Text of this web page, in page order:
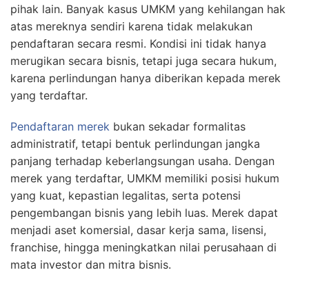
pihak lain. Banyak kasus UMKM yang kehilangan hak
atas mereknya sendiri karena tidak melakukan
pendaftaran secara resmi. Kondisi ini tidak hanya
merugikan secara bisnis, tetapi juga secara hukum,
karena perlindungan hanya diberikan kepada merek
yang terdaftar.
Pendaftaran merek bukan sekadar formalitas
administratif, tetapi bentuk perlindungan jangka
panjang terhadap keberlangsungan usaha. Dengan
merek yang terdaftar, UMKM memiliki posisi hukum
yang kuat, kepastian legalitas, serta potensi
pengembangan bisnis yang lebih luas. Merek dapat
menjadi aset komersial, dasar kerja sama, lisensi,
franchise, hingga meningkatkan nilai perusahaan di
mata investor dan mitra bisnis.